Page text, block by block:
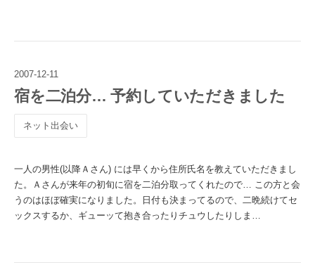
2007-12-11
宿を二泊分… 予約していただきました
ネット出会い
一人の男性(以降Ａさん) には早くから住所氏名を教えていただきまし
た。Ａさんが来年の初旬に宿を二泊分取ってくれたので… この方と会
うのはほぼ確実になりました。日付も決まってるので、二晩続けてセ
ックスするか、ギューッて抱き合ったりチュウしたりしま…